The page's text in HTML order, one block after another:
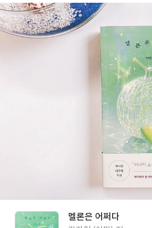
유머 속에 현실의 차별과 혐오가
노는 무대 뒤편에는 우리가 외면
천국’이라는 발상부터가 묘하게
와 다시 마주하는 장면은 동화
된 멜론이의 모습은 작품 전체에
소설을 통해 동심과 상처, 순수
도록 잊히지 않을 이미지를 선물한다. 〈나의 레즈비언 뱀
구〉, 〈어느 부치의 섹스로봇
랑〉 등 다른 단편들도 경계를
현실에서는 불가능할 것 같은
펼쳐지고, “이렇게도 말할 수 있
과 사회, 차별과 사랑이라는 본
멜론은 어쩌다